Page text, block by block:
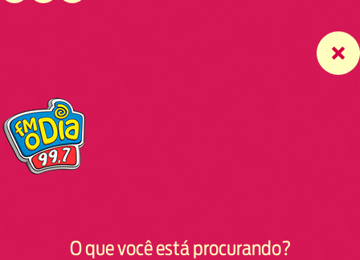
O que você está procurando?